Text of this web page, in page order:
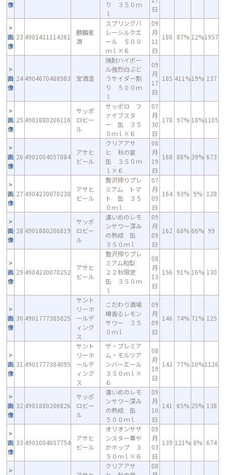
像
り ３５０ｍ
ｌ
日
画
像
23 4901411114361
麒麟麦
酒
スプリングバ
レーシルクエ
ール ５００
ｍｌ×６
09
月
11
日
188 87% 12%1957
画
像
24 4904670488983 宝酒造
焼酎ハイボー
ル強烈白ぶど
うサイダー割
り ５００ｍ
ｌ
09
月
17
日
185 411%19% 137
画
像
25 4901880206116
サッポ
ロビー
ル
サッポロ フ
ァイブスタ
ー 缶 ３５
０ｍｌ×６
07
月
30
日
178 97% 18%1105
画
像
26 4901004057884
アサヒ
ビール
クリアアサ
ヒ 秋の宴
缶 ３５０ｍ
ｌ×６
08
月
19
日
168 88% 39% 673
画
像
27 4904230070238
アサヒ
ビール
贅沢搾りプレ
ミアム トマ
ト 缶 ３５
０ｍｌ
07
月
09
日
164 93% 9% 128
画
像
28 4901880206819
サッポ
ロビー
ル
濃いめのレモ
ンサワー深み
の熟成 缶
３５０ｍｌ
09
月
09
日
162 66% 66% 99
画
像
29 4904230070252
アサヒ
ビール
贅沢搾りプレ
ミアム和梨
２２秋限定
缶 ３５０ｍ
ｌ
08
月
13
日
156 91% 16% 130
画
像
30 4901777385825
サント
リーホ
ールデ
ィング
ス
こだわり酒場
樽香るレモン
サワー ３５
０ｍｌ
09
月
09
日
146 74% 71% 125
画
像
31 4901777384095
サント
リーホ
ールデ
ィング
ス
ザ・プレミア
ム・モルツア
ンバーエール
３５０ｍｌ×
６
08
月
19
日
143 77% 10%1126
画
像
32 4901880206826
サッポ
ロビー
ル
濃いめのレモ
ンサワー深み
の熟成 缶
５００ｍｌ
09
月
10
日
141 65% 25% 138
画
像
33 4901004057754
アサヒ
ビール
オリオンサザ
ンスター華や
かホップ ３
５０ｍｌ×６
09
月
03
日
139 121% 8% 674
クリアアサ
08